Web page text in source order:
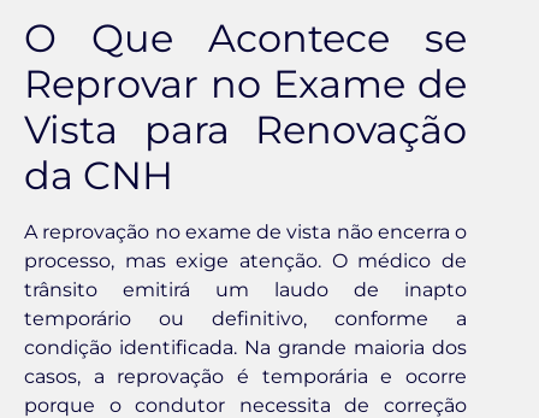
O Que Acontece se
Reprovar no Exame de
Vista para Renovação
da CNH
A reprovação no exame de vista não encerra o
processo, mas exige atenção. O médico de
trânsito emitirá um laudo de inapto
temporário ou definitivo, conforme a
condição identificada. Na grande maioria dos
casos, a reprovação é temporária e ocorre
porque o condutor necessita de correção